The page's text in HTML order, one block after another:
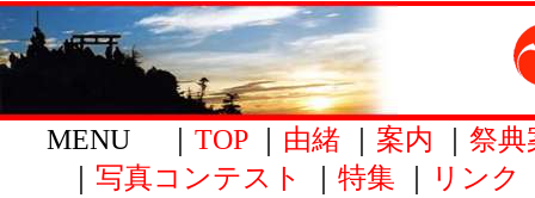
MENU ｜ TOP｜ 由緒 案内
祭典
写真コンテスト 特集 リンク